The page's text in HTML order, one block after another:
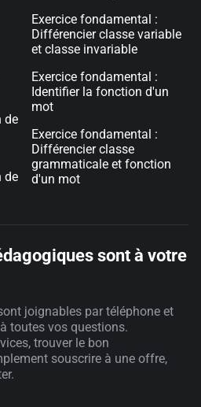
de
de
Exercice fondamental :
Différencier classe variable
et classe invariable
Exercice fondamental :
Identifier la fonction d'un
mot
Exercice fondamental :
Différencier classe
grammaticale et fonction
d'un mot
sont à votre
joignables par téléphone et
toutes vos questions.
trouver le bon
souscrire à une offre,